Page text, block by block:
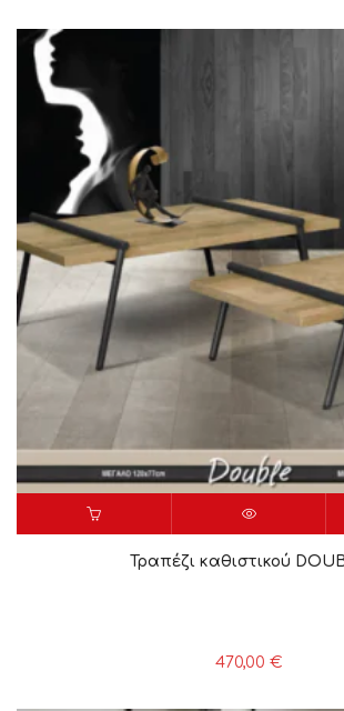
Τραπέζι καθιστικού
470,00 €